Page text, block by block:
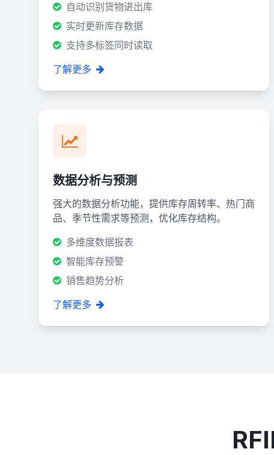
自动识别货物进出库
实时更新库存数据
支持多标签同时读取
了解更多
数据分析与预测
强大的数据分析功能，提供库存周转率、热门商
品、季节性需求等预测，优化库存结构。
多维度数据报表
智能库存预警
销售趋势分析
了解更多